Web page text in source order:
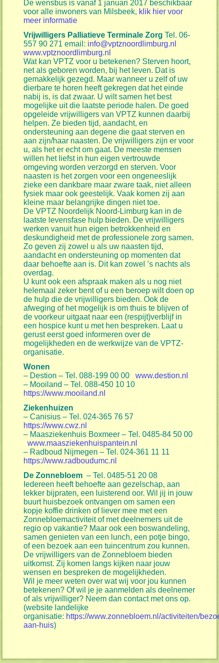
De wensbus is vanaf 1 januari 2017 beschikbaar
voor alle inwoners van Milsbeek, klik hier voor
meer informatie
Vrijwilligers Palliatieve Terminale Zorg Tel. 06-
557 90 271 email: info@vptznoordlimburg.nl
www.vptznoordlimburg.nl
Wat kan VPTZ voor u betekenen? Sterven hoort,
net als geboren worden, bij het leven. Dat is
gemakkelijk gezegd. Maar wanneer u zelf of uw
dierbare te horen heeft gekregen dat het einde
nabij is, is dat zwaar. U wilt samen het best
mogelijke uit die laatste periode halen. De goed
opgeleide vrijwilligers van VPTZ kunnen daarbij
helpen. Ze bieden tijd, aandacht, en
ondersteuning aan degene die gaat sterven en
aan zijn/haar naasten. De vrijwilligers zijn er voor
u, als het er echt om gaat. De meeste mensen
willen het liefst in hun eigen vertrouwde
omgeving worden verzorgd en sterven. Voor
naasten is het zorgen voor een ongeneeslijk
zieke een dankbare maar zware taak, niet alleen
fysiek maar ook geestelijk. Vaak komen zij aan
kleine maar belangrijke dingen niet toe.
De VPTZ Noordelijk Noord-Limburg kan in de
laatste levensfase hulp bieden. De vrijwilligers
werken vanuit hun eigen betrokkenheid en
deskundigheid met de professionele zorg samen.
Zo geven zij zowel u als uw naasten tijd,
aandacht en ondersteuning op momenten dat
daar behoefte aan is. Dit kan zowel ’s nachts als
overdag.
U kunt ook een afspraak maken als u nog niet
helemaal zeker bent of u een beroep wilt doen op
de hulp die de vrijwilligers bieden. Ook de
afweging of het mogelijk is om thuis te blijven of
de voorkeur uitgaat naar een (respijt)verblijf in
een hospice kunt u met hen bespreken. Laat u
gerust eerst goed informeren over de
mogelijkheden en de werkwijze van de VPTZ-
organisatie.
Wonen
– Destion – Tel. 088-199 00 00www.destion.nl
– Mooiland – Tel. 088-450 10 10
https://www.mooiland.nl
Ziekenhuizen
– Canisius – Tel. 024-365 76 57
https://www.cwz.nl
– Maasziekenhuis Boxmeer – Tel. 0485-84 50 00
www.maasziekenhuispantein.nl
– Radboud Nijmegen – Tel. 024-361 11 11
https://www.radboudumc.nl
De Zonnebloem – Tel. 0485-51 20 08
Iedereen heeft behoefte aan gezelschap, aan
lekker bijpraten, een luisterend oor. Wil jij in jouw
buurt huisbezoek ontvangen om samen een
kopje koffie drinken of liever mee met een
Zonnebloemactiviteit of met deelnemers uit de
regio op vakantie? Maar ook een boswandeling,
samen genieten van een lunch, een potje bingo,
of een bezoek aan een tuincentrum zou kunnen.
De vrijwilligers van de Zonnebloem bieden
uitkomst. Zij komen langs kijken naar jouw
wensen en bespreken de mogelijkheden.
Wil je meer weten over wat wij voor jou kunnen
betekenen? Of wil je je aanmelden als deelnemer
of als vrijwilliger? Neem dan contact met ons op.
(website landelijke
organisatie: https://www.zonnebloem.nl/activiteiten/
aan-huis)